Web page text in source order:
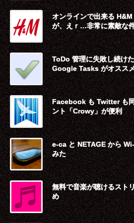
オンラインで出来る
が、えｒ…非常に素敵な
ToDo 管理に失敗し続け
Google Tasks がオスス
Facebook も Twitter も
ント「Crowy」が便利
e-ca と NETAGE から
みた
無料で音楽が聴けるスト
め